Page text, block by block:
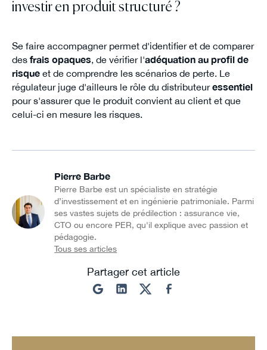
investir en produit structuré ?
Se faire accompagner permet d'identifier et de comparer
des frais opaques, de vérifier l'adéquation au profil de
risqueet de comprendre les scénarios de perte. Le
régulateur juge d'ailleurs le rôle du distributeuressentiel
pour s'assurer que le produit convient au client et que
celui-ci en mesure les risques.
Pierre Barbe
Pierre Barbe est un spécialiste en stratégie
d’investissement et en ingénierie patrimoniale. Parmi
ses vastes sujets de prédilection : assurance vie,
CTO ou encore PER, qu'il explique avec passion et
pédagogie.
Tous ses articles
Partager cet article